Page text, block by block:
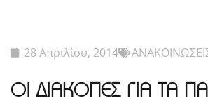
28 Απριλίου, 2014
ΟΙ ΔΙΑΚΟΠΕΣ ΓΙΑ ΤΑ